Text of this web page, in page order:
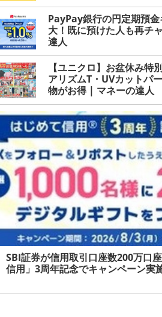
PayPay銀行の円定期預
大！既に預けた人も再チ
達人
【ユニクロ】お盆休み
アリズムT・UVカットパ
物がお得 | マネーの達人
SBI証券が信用取引口座数200万口
信用」3周年記念でキャンペーン実